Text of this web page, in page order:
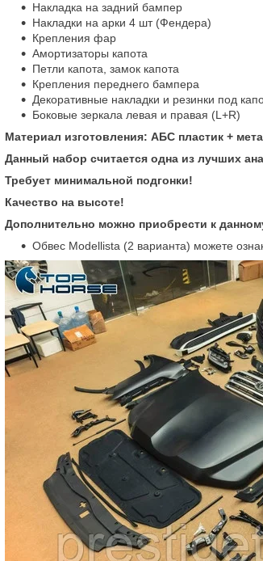
Накладка на задний бампер
Накладки на арки 4 шт (Фендера)
Крепления фар
Амортизаторы капота
Петли капота, замок капота
Крепления переднего бампера
Декоративные накладки и резинки под
Боковые зеркала
Материал изготовления: АБС пластик +
Данный набор считается одна из лучших
Требует минимальной подгонки!
Качество на высоте!
Дополнительно можно приобрести к
Обвес Modellista (2 варианта) можете